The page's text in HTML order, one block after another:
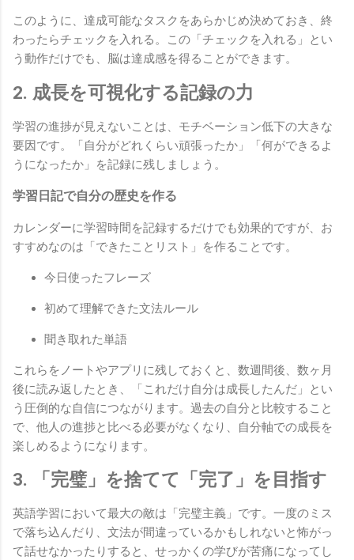
このように、達成可能なタスクをあらかじめ決めておき、終
わったらチェックを入れる。この「チェックを入れる」とい
う動作だけでも、脳は達成感を得ることができます。
2. 成長を可視化する記録の力
学習の進捗が見えないことは、モチベーション低下の大きな
要因です。「自分がどれくらい頑張ったか」「何ができるよ
うになったか」を記録に残しましょう。
学習日記で自分の歴史を作る
カレンダーに学習時間を記録するだけでも効果的ですが、お
すすめなのは「できたことリスト」を作ることです。
今日使ったフレーズ
初めて理解できた文法ルール
聞き取れた単語
これらをノートやアプリに残しておくと、数週間後、数ヶ月
後に読み返したとき、「これだけ自分は成長したんだ」とい
う圧倒的な自信につながります。過去の自分と比較すること
で、他人の進捗と比べる必要がなくなり、自分軸での成長を
楽しめるようになります。
3. 「完璧」を捨てて「完了」を目指す
英語学習において最大の敵は「完璧主義」です。一度のミス
で落ち込んだり、文法が間違っているかもしれないと怖がっ
て話せなかったりすると、せっかくの学びが苦痛になってし